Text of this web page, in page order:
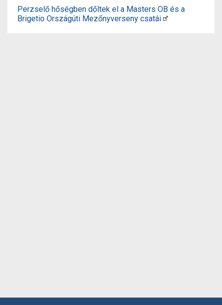
Perzselő hőségben dőltek el a Masters OB és a
Brigetio Országúti Mezőnyverseny csatái